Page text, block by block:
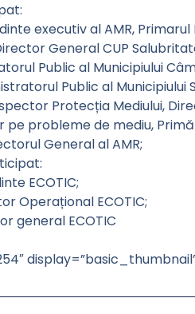
executiv al AMR, Primarul
General CUP
Public al Municipiului
Public al Municipiului
Protecția Mediului,
pe probleme de mediu,
General al AMR;
ECOTIC;
Operațional ECOTIC;
general ECOTIC